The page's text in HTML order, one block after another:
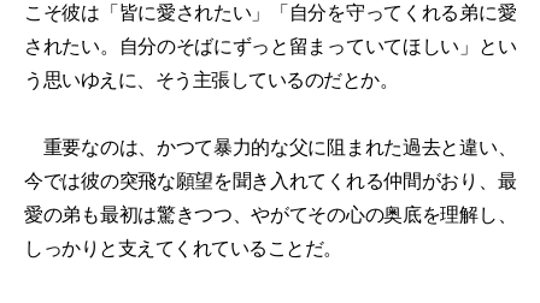
こそ彼は「皆に愛されたい」「自分を守ってくれる弟に愛
されたい。自分のそばにずっと留まっていてほしい」とい
う思いゆえに、そう主張しているのだとか。
重要なのは、かつて暴力的な父に阻まれた過去と違い、
今では彼の突飛な願望を聞き入れてくれる仲間がおり、最
愛の弟も最初は驚きつつ、やがてその心の奥底を理解し、
しっかりと支えてくれていることだ。